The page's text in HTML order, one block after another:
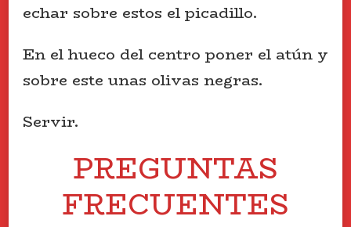
echar sobre estos el picadillo.
En el hueco del centro poner el atún y
sobre este unas olivas negras.
Servir.
PREGUNTAS
FRECUENTES